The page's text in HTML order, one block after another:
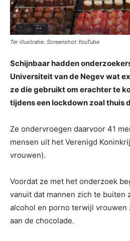
Ter illustratie. Screenshot YouTube
Schijnbaar hadden
Universiteit van de Negev wat
ze die gebruikt om erachter te
tijdens een lockdown zoal thuis
Ze ondervroegen daarvoor 41
mensen uit het Verenigd
vrouwen).
Voordat ze met het onderzoek
vanuit dat mannen zich te buiten
alcohol en porno terwijl vrouwen
aan de chocolade.